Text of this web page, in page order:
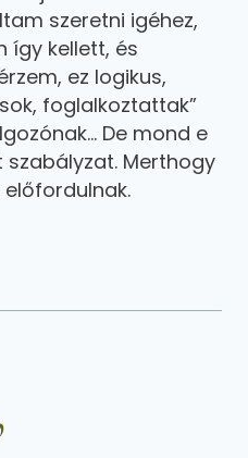
szeretni igéhez,
így kellett, és
ez logikus,
foglalkoztattak”
De mond e
Merthogy